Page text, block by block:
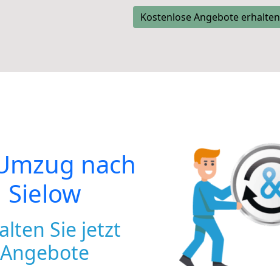
Kostenlose Angebote erhalten
nach
Sielow
Sie jetzt
Angebote